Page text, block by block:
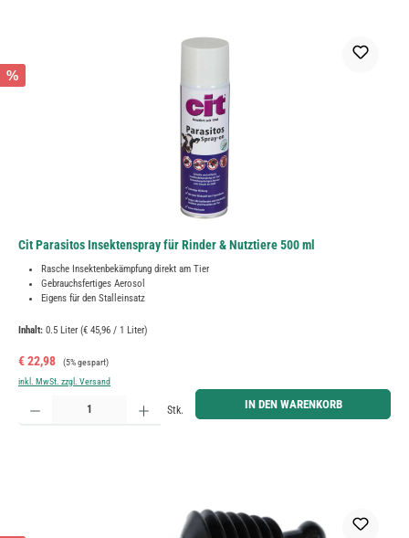
%
Cit Parasitos Insektenspray für Rinder & Nutztiere 500 ml
Rasche Insektenbekämpfung direkt am Tier
Gebrauchsfertiges Aerosol
Eigens für den Stalleinsatz
Inhalt: 0.5 Liter (€ 45,96 / 1 Liter)
Verkaufspreis:
€ 22,98 Regulärer Preis:
(5% gespart)
inkl. MwSt. zzgl. Versand
Produkt Anzahl: Gib den gewünschten Wert ein oder benutze die Schaltflächen um die Anzahl zu
Stk. IN DEN WARENKORB